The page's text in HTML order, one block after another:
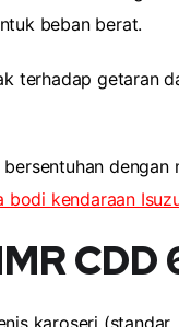
beban berat.
terhadap
bodi kendaraan
CDD
karoseri